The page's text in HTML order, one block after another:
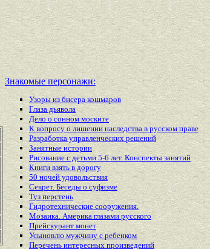
Знакомые персонажи:
Узоры из бисера кошмаров
Глаза дьявола
Дело о сонном моските
К вопросу о лишении наследства в русском праве
Разработка управленческих решений
Занятные истории
Рисование с детьми 5-6 лет. Конспекты занятий
Книги взять в дорогу
50 ночей удовольствия
Секрет. Беседы о суфизме
Туз перстень
Гидротехнические сооружения.
Мозаика. Америка глазами русского
Прейскурант монет
Усыновлю мужчину с ребенком
Перечень интересныхпроизведений